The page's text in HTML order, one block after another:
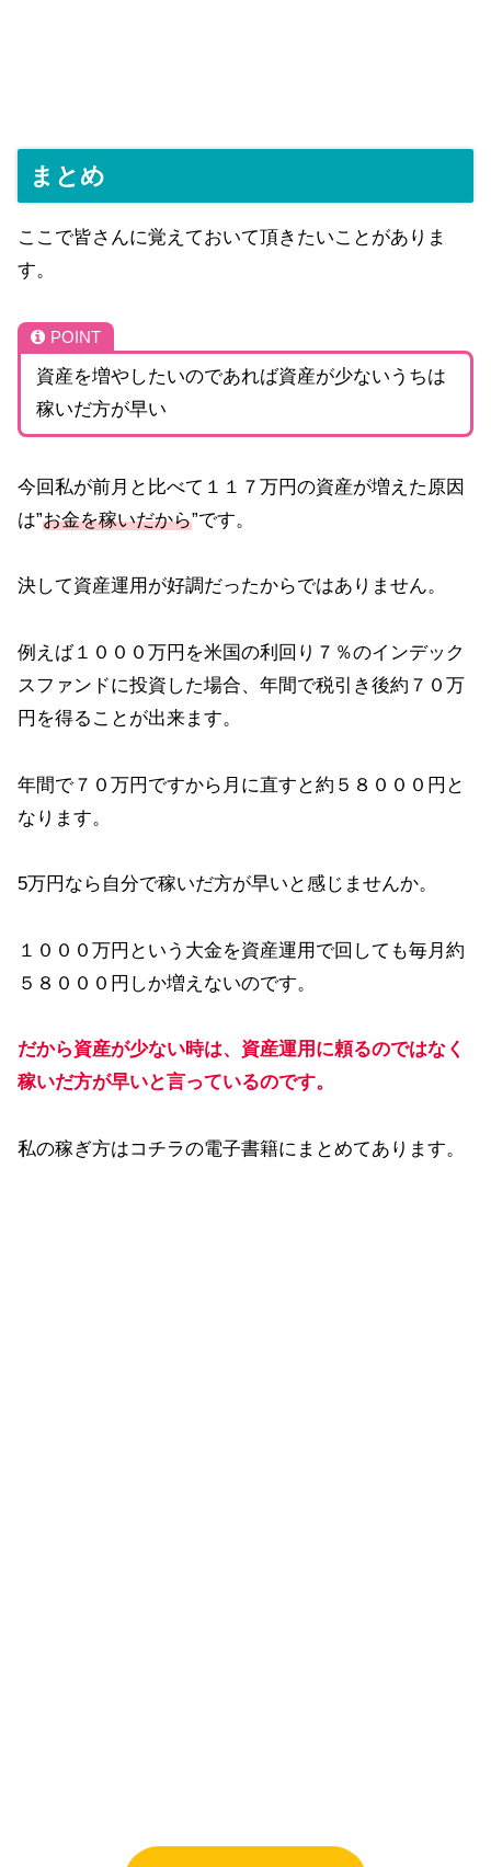
まとめ
ここで皆さんに覚えておいて頂きたいことがありま
す。
POINT
資産を増やしたいのであれば資産が少ないうちは
稼いだ方が早い
今回私が前月と比べて１１７万円の資産が増えた原因
は”お金を稼いだから”です。
決して資産運用が好調だったからではありません。
例えば１０００万円を米国の利回り７％のインデック
スファンドに投資した場合、年間で税引き後約７０万
円を得ることが出来ます。
年間で７０万円ですから月に直すと約５８０００円と
なります。
5万円なら自分で稼いだ方が早いと感じませんか。
１０００万円という大金を資産運用で回しても毎月約
５８０００円しか増えないのです。
だから資産が少ない時は、資産運用に頼るのではなく
稼いだ方が早いと言っているのです。
私の稼ぎ方はコチラの電子書籍にまとめてあります。